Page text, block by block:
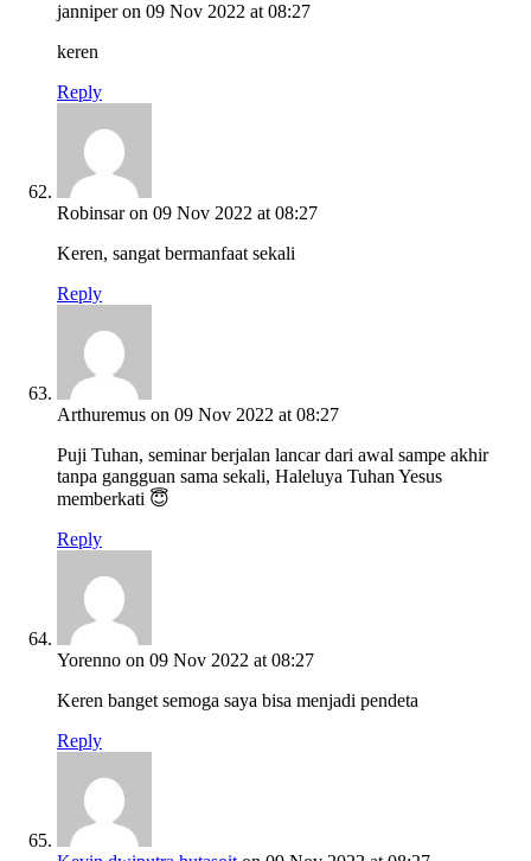
janniper on 09 Nov 2022 at 08:27
keren
Reply
Robinsar on 09 Nov 2022 at 08:27
Keren, sangat bermanfaat sekali
Reply
Arthuremus on 09 Nov 2022 at 08:27
Puji Tuhan, seminar berjalan lancar dari awal sampe akhir
tanpa gangguan sama sekali, Haleluya Tuhan Yesus
memberkati 😇
Reply
Yorenno on 09 Nov 2022 at 08:27
Keren banget semoga saya bisa menjadi pendeta
Reply